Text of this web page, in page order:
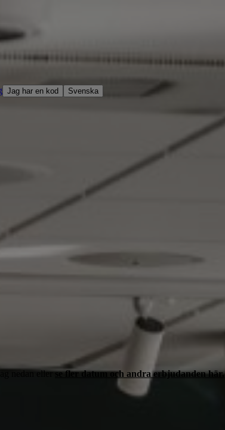
Jag har en kod Svenska
nedan ellerse fler datum och andra erbjudanden här.